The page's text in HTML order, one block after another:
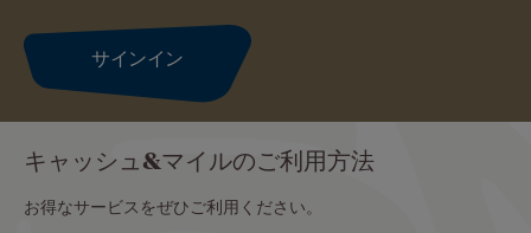
キャッシュ&マイルのご利用方法
お得なサービスをぜひご利用ください。